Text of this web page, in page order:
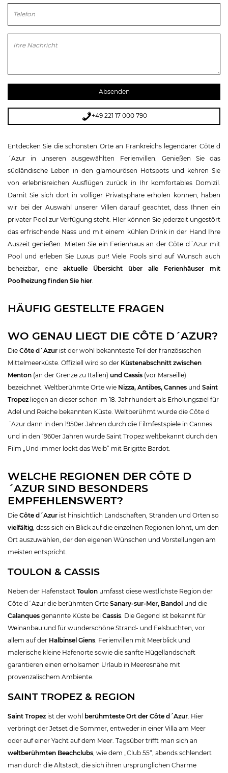
+49 221 17 000 790
Entdecken Sie die schönsten Orte an Frankreichs legendärer Côte d
´Azur in unseren ausgewählten Ferienvillen. Genießen Sie das
südländische Leben in den glamourösen Hotspots und kehren Sie
von erlebnisreichen Ausflügen zurück in Ihr komfortables Domizil.
Damit Sie sich dort in völliger Privatsphäre erholen können, haben
wir bei der Auswahl unserer Villen darauf geachtet, dass Ihnen ein
privater Pool zur Verfügung steht. HIer können Sie jederzeit ungestört
das erfrischende Nass und mit einem kühlen Drink in der Hand Ihre
Auszeit genießen. Mieten Sie ein Ferienhaus an der Côte d´Azur mit
Pool und erleben Sie Luxus pur! Viele Pools sind auf Wunsch auch
beheizbar, eine aktuelle Übersicht über alle Ferienhäuser mit
Poolheizung finden Sie hier.
HÄUFIG GESTELLTE FRAGEN
WO GENAU LIEGT DIE CÔTE D´AZUR?
Die Côte d´Azur ist der wohl bekannteste Teil der französischen
Mittelmeerküste. Offiziell wird so der Küstenabschnitt zwischen
Menton (an der Grenze zu Italien) und Cassis (vor Marseille)
bezeichnet. Weltberühmte Orte wie Nizza, Antibes, Cannes und Saint
Tropez liegen an dieser schon im 18. Jahrhundert als Erholungsziel für
Adel und Reiche bekannten Küste. Weltberühmt wurde die Côte d
´Azur dann in den 1950er Jahren durch die Filmfestspiele in Cannes
und in den 1960er Jahren wurde Saint Tropez weltbekannt durch den
Film „Und immer lockt das Weib“ mit Brigitte Bardot.
WELCHE REGIONEN DER CÔTE D
´AZUR SIND BESONDERS
EMPFEHLENSWERT?
Die Côte d´Azur ist hinsichtlich Landschaften, Stränden und Orten so
vielfältig, dass sich ein Blick auf die einzelnen Regionen lohnt, um den
Ort auszuwählen, der den eigenen Wünschen und Vorstellungen am
meisten entspricht.
TOULON & CASSIS
Neben der Hafenstadt Toulon umfasst diese westlichste Region der
Côte d´Azur die berühmten Orte Sanary-sur-Mer, Bandol und die
Calanques genannte Küste bei Cassis. Die Gegend ist bekannt für
Weinanbau und für wunderschöne Strand- und Felsbuchten, vor
allem auf der Halbinsel Giens. Ferienvillen mit Meerblick und
malerische kleine Hafenorte sowie die sanfte Hügellandschaft
garantieren einen erholsamen Urlaub in Meeresnähe mit
provenzalischem Ambiente.
SAINT TROPEZ & REGION
Saint Tropez ist der wohl berühmteste Ort der Côte d´Azur. Hier
verbringt der Jetset die Sommer, entweder in einer Villa am Meer
oder auf einer Yacht auf dem Meer. Tagsüber trifft man sich an
weltberühmten Beachclubs, wie dem „Club 55“, abends schlendert
man durch die Altstadt, die sich ihren ursprünglichen Charme